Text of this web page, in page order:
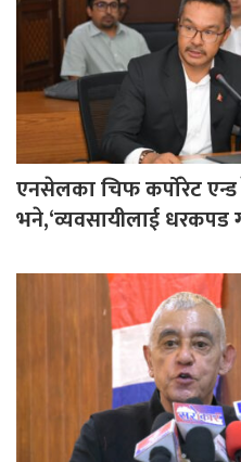
एनसेलका चिफ कर्पोरेट
भने,‘व्यवसायीलाई धरकपड